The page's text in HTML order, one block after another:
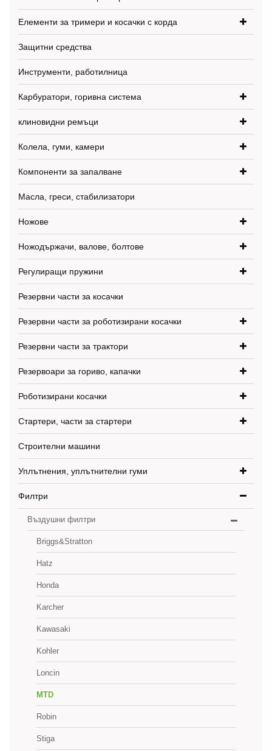
Елементи за тримери и косачки с корда
Защитни средства
Инструменти, работилница
Карбуратори, горивна система
клиновидни ремъци
Колела, гуми, камери
Компоненти за запалване
Масла, греси, стабилизатори
Ножове
Ножодържачи, валове, болтове
Регулиращи пружини
Резервни части за косачки
Резервни части за роботизирани косачки
Резервни части за трактори
Резервоари за гориво, капачки
Роботизирани косачки
Стартери, части за стартери
Строителни машини
Уплътнения, уплътнителни гуми
Филтри
Въздушни филтри
Briggs&Stratton
Hatz
Honda
Karcher
Kawasaki
Kohler
Loncin
MTD
Robin
Stiga